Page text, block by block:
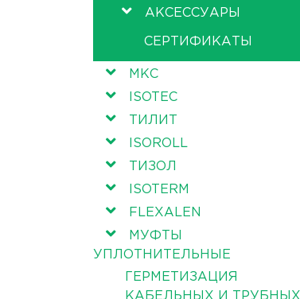
АКСЕССУАРЫ
СЕРТИФИКАТЫ
МКС
ISOTEC
ТИЛИТ
ISOROLL
ТИЗОЛ
ISOTERM
FLEXALEN
МУФТЫ
УПЛОТНИТЕЛЬНЫЕ
ГЕРМЕТИЗАЦИЯ
КАБЕЛЬНЫХ И ТРУБНЫХ